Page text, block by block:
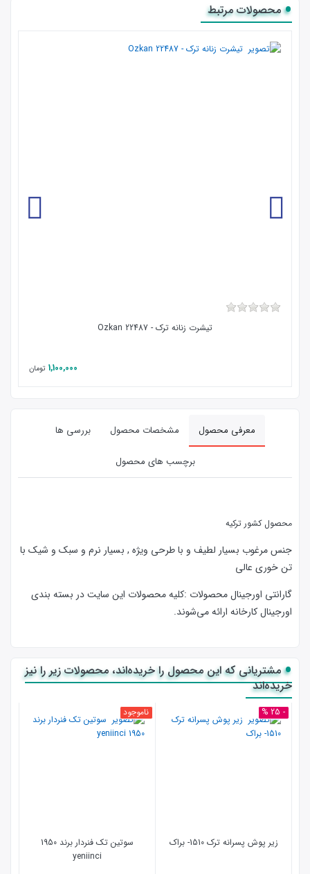
محصولات مرتبط
تیشرت زنانه ترک - 22487 Ozkan
1,100,000 تومان
معرفی محصول مشخصات محصول بررسی ها
برچسب های محصول
محصول کشور ترکیه
جنس مرغوب بسیار لطیف و با طرحی ویژه , بسیار نرم و سبک و شیک با
تن خوری عالی
گارانتی اورجینال محصولات :كليه محصولات این سایت در بسته بندی
اورجینال کارخانه ارائه‌‌ می‌شوند.
مشتریانی که این محصول را خریده‌اند، محصولات زیر را نیز
خریده‌اند
- 25 %
زیر پوش پسرانه ترک 1510- براک
ناموجود
سوتین تک فنردار برند 1950
yeniinci